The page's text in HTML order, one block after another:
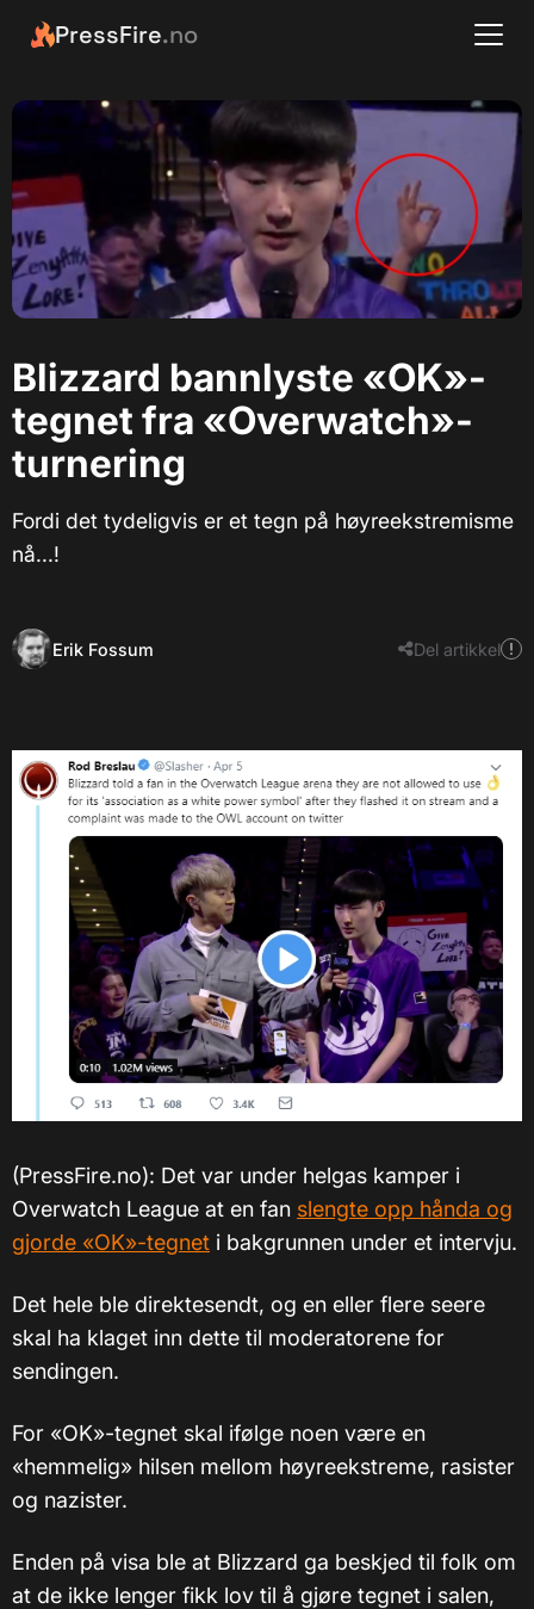
PressFire.no
Blizzard bannlyste «OK»-
tegnet fra «Overwatch»-
turnering
Fordi det tydeligvis er et tegn på høyreekstremisme
nå...!
Erik Fossum Del artikkel
(PressFire.no): Det var under helgas kamper i
Overwatch League at en fan slengte opp hånda og
gjorde «OK»-tegnet i bakgrunnen under et intervju.
Det hele ble direktesendt, og en eller flere seere
skal ha klaget inn dette til moderatorene for
sendingen.
For «OK»-tegnet skal ifølge noen være en
«hemmelig» hilsen mellom høyreekstreme, rasister
og nazister.
Enden på visa ble at Blizzard ga beskjed til folk om
at de ikke lenger fikk lov til å gjøre tegnet i salen,